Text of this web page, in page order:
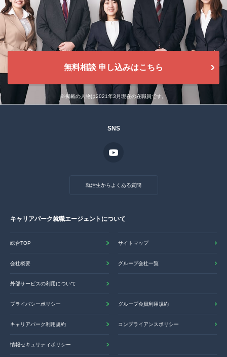
無料相談 申し込みはこちら
※掲載の人物は2021年3月現在の在職員です。
SNS
就活生からよくある質問
キャリアパーク就職エージェントについて
総合TOP サイトマップ
会社概要 グループ会社一覧
外部サービスの利用について
プライバシーポリシー グループ会員利用規約
キャリアパーク利用規約 コンプライアンスポリシー
情報セキュリティポリシー